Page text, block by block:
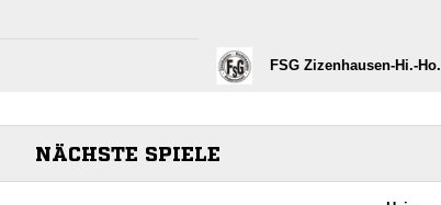
FSG Zizenhausen-Hi.-Ho.
NÄCHSTE SPIELE